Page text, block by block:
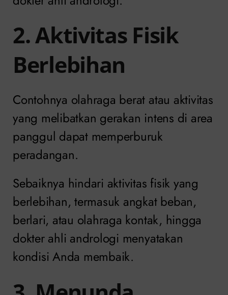
2. Aktivitas Fisik
Berlebihan
Contohnya olahraga berat atau aktivitas
yang melibatkan gerakan intens di area
panggul dapat memperburuk
peradangan.
Sebaiknya hindari aktivitas fisik yang
berlebihan, termasuk angkat beban,
berlari, atau olahraga kontak, hingga
dokter ahli andrologi menyatakan
kondisi Anda membaik.